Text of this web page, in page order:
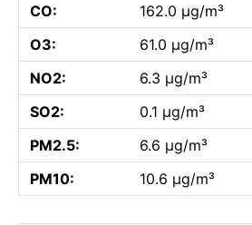
CO:
162.0 µg/m³
O3:
61.0 µg/m³
NO2:
6.3 µg/m³
SO2:
0.1 µg/m³
PM2.5:
6.6 µg/m³
PM10:
10.6 µg/m³